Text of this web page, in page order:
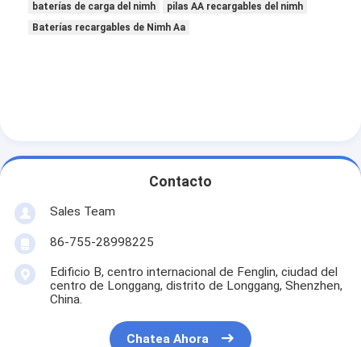
baterías de carga del nimh
pilas AA recargables del nimh
Baterías recargables de Nimh Aa
Contacto
Sales Team
86-755-28998225
Edificio B, centro internacional de Fenglin, ciudad del
centro de Longgang, distrito de Longgang, Shenzhen,
China.
Chatea Ahora